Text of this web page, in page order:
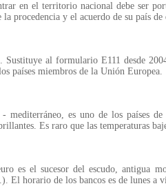
en el territorio nacional debe ser
procedencia y el acuerdo de su país
Sustituye al formulario E111 desde
países miembros de la Unión Europea.
es uno de los países
Es raro que las temperaturas
es el sucesor del escudo, antigua
El horario de los bancos es de lunes a